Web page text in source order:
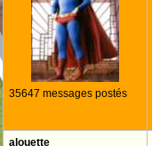
35647 messages postés
alouette